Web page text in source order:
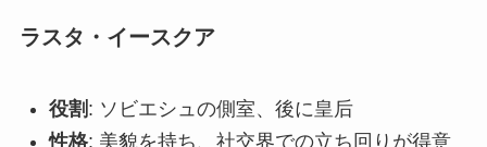
ラスタ・イースクア
役割 : ソビエシュの側室、後に皇后
性格: 美貌を持ち、社交界での立ち回りが得意